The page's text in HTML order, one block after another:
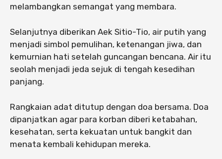
melambangkan semangat yang membara.
Selanjutnya diberikan Aek Sitio-Tio, air putih yang
menjadi simbol pemulihan, ketenangan jiwa, dan
kemurnian hati setelah guncangan bencana. Air itu
seolah menjadi jeda sejuk di tengah kesedihan
panjang.
Rangkaian adat ditutup dengan doa bersama. Doa
dipanjatkan agar para korban diberi ketabahan,
kesehatan, serta kekuatan untuk bangkit dan
menata kembali kehidupan mereka.